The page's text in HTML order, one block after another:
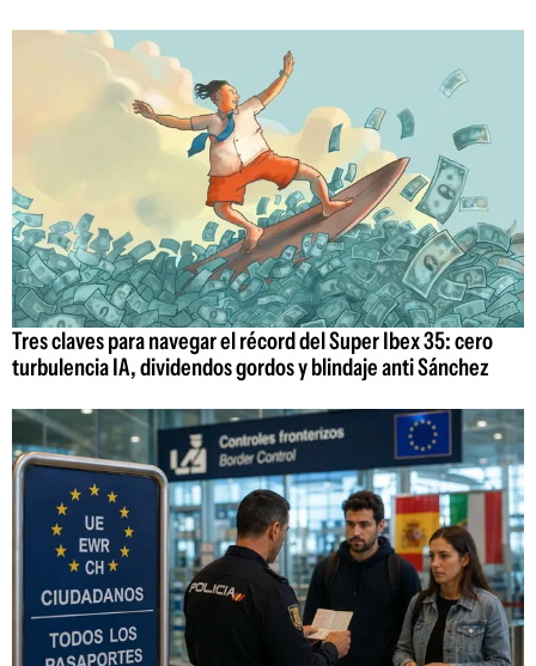
Tres claves para navegar el récord del Super Ibex 35: cero
turbulencia IA, dividendos gordos y blindaje anti Sánchez